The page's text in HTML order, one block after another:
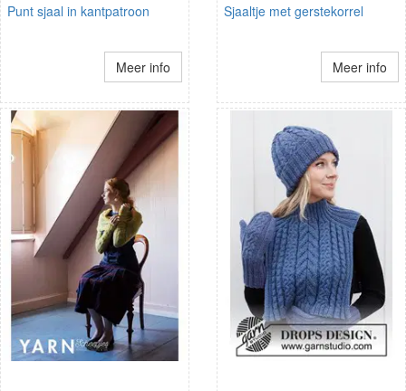
Punt sjaal in kantpatroon
Meer info
Sjaaltje met gerstekorrel
Meer info